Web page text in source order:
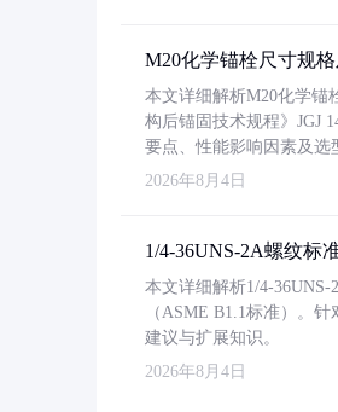
M20化学锚栓尺寸规
本文详细解析M20化学锚
构后锚固技术规程》JGJ
要点、性能影响因素及选
2026年8月4日
1/4-36UNS-2A螺纹标
本文详细解析1/4-
（ASME B1.1标准）。
建议与扩展知识。
2026年8月4日